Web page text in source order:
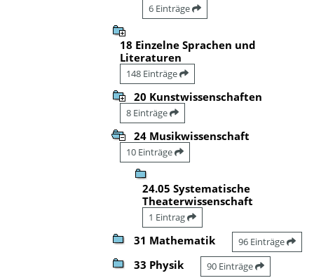
6 Einträge
18 Einzelne Sprachen und
Literaturen
148 Einträge
20 Kunstwissenschaften
8 Einträge
24 Musikwissenschaft
10 Einträge
24.05 Systematische
Theaterwissenschaft
1 Eintrag
31 Mathematik 96 Einträge
33 Physik 90 Einträge